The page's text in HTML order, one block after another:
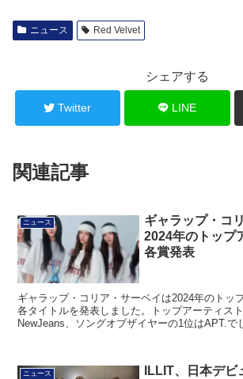
ニュース Red Velvet
シェアする
Twitter LINE
関連記事
ニュース
ギャラップ・コ
2024年のトップ
各賞発表
ギャラップ・コリア・サーベイは2024年のトッ
各タイトルを発表しました。トップアーティス
NewJeans、ソングオブザイヤーの1位はAPT.で
ニュース
ILLIT、日本デ